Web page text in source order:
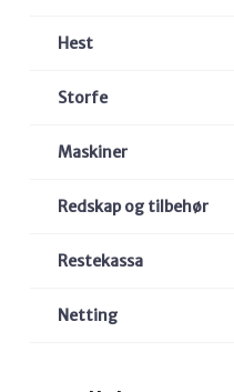
Hest
Storfe
Maskiner
Redskap og tilbehør
Restekassa
Netting